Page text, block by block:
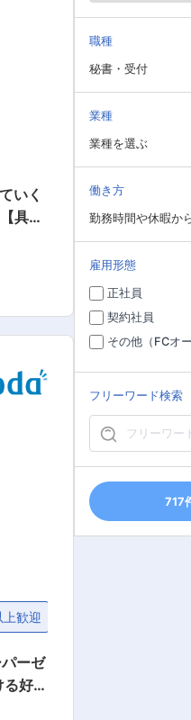
いく
、パ
ップ
ハ
ル
今
販売
大
クラ
歓迎
ーゼ
職種
秘書・受付
業種
業種を選ぶ
働き方
勤務時間や休暇か
雇用形態
正社員
契約社員
その他（FCオ
フリーワード検索
717